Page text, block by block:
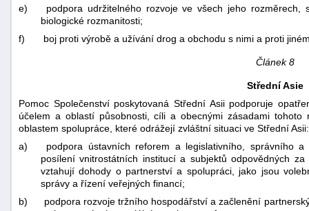
e)
podpora udržitelného rozvoje ve všech jeho
biologické rozmanitosti;
f)
boj proti výrobě a užívání drog a obchodu s nimi a proti
Článek 8
Střední Asie
Pomoc Společenství poskytovaná Střední Asii podporuje
účelem a oblastí působnosti, cíli a obecnými zásadami
oblastem spolupráce, které odrážejí zvláštní situaci ve Střední Asii:
a)
podpora ústavních reforem a legislativního, správního
posílení vnitrostátních institucí a subjektů odpovědných
vztahují dohody o partnerství a spolupráci, jako jsou
správy a řízení veřejných financí;
b)
podpora rozvoje tržního hospodářství a začlenění